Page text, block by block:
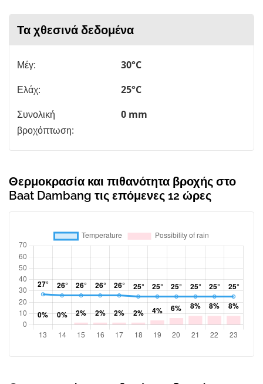
Τα χθεσινά δεδομένα
Μέγ:
30°C
Ελάχ:
25°C
Συνολική
βροχόπτωση:
0 mm
Θερμοκρασία και πιθανότητα βροχής στο
Baat Dambang τις επόμενες 12 ώρες